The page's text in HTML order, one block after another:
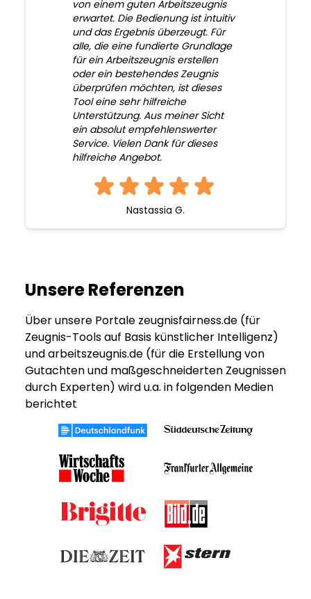
von einem guten Arbeitszeugnis
erwartet. Die Bedienung ist intuitiv
und das Ergebnis überzeugt. Für
alle, die eine fundierte Grundlage
für ein Arbeitszeugnis erstellen
oder ein bestehendes Zeugnis
überprüfen möchten, ist dieses
Tool eine sehr hilfreiche
Unterstützung. Aus meiner Sicht
ein absolut empfehlenswerter
Service. Vielen Dank für dieses
hilfreiche Angebot.
Nastassia G.
Unsere Referenzen
Über unsere Portale zeugnisfairness.de (für
Zeugnis-Tools auf Basis künstlicher Intelligenz)
und arbeitszeugnis.de (für die Erstellung von
Gutachten und maßgeschneiderten Zeugnissen
durch Experten) wird u.a. in folgenden Medien
berichtet